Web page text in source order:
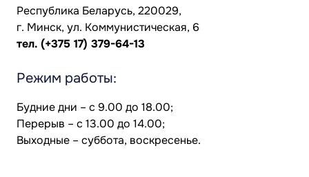
Республика Беларусь, 220029,
г. Минск, ул. Коммунистическая, 6
тел. (+375 17) 379-64-13
Режим работы:
Будние дни – с 9.00 до 18.00;
Перерыв – с 13.00 до 14.00;
Выходные – суббота, воскресенье.